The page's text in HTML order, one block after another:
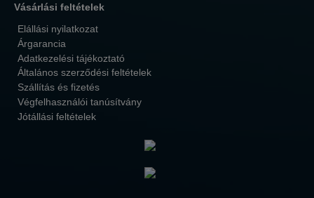
Vásárlási feltételek
Elállási nyilatkozat
Árgarancia
Adatkezelési tájékoztató
Általános szerződési feltételek
Szállítás és fizetés
Végfelhasználói tanúsítvány
Jótállási feltételek